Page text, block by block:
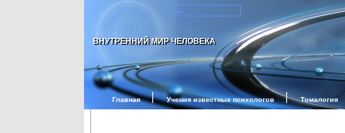
ВНУТРЕННИЙ МИР ЧЕЛОВЕКА
Главная Учения известных психологов Томалогия